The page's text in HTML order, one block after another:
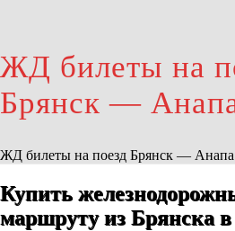
ЖД билеты на
Брянск —
ЖД билеты на поезд Брянск — Анапа
Купить
маршруту из Брянска